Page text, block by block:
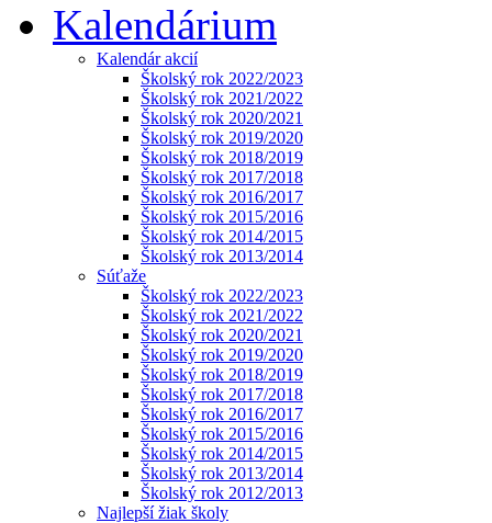
Kalendárium
Kalendár akcií
Školský rok 2022/2023
Školský rok 2021/2022
Školský rok 2020/2021
Školský rok 2019/2020
Školský rok 2018/2019
Školský rok 2017/2018
Školský rok 2016/2017
Školský rok 2015/2016
Školský rok 2014/2015
Školský rok 2013/2014
Súťaže
Školský rok 2022/2023
Školský rok 2021/2022
Školský rok 2020/2021
Školský rok 2019/2020
Školský rok 2018/2019
Školský rok 2017/2018
Školský rok 2016/2017
Školský rok 2015/2016
Školský rok 2014/2015
Školský rok 2013/2014
Školský rok 2012/2013
Najlepší žiak školy